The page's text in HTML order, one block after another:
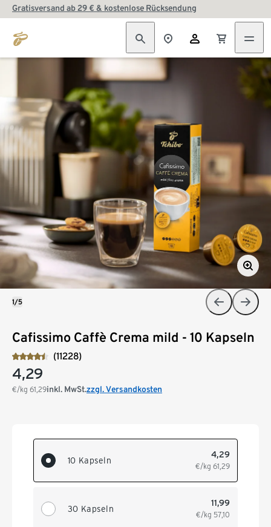
Gratisversand ab 29 € & kostenlose Rücksendung
Cafissimo Caffè Crema mild - 10 Kapseln
(11228)
4,29
€/kg 61,29inkl. MwSt.zzgl. Versandkosten
10 Kapseln
4,29
€/kg 61,29
30 Kapseln
11,99
€/kg 57,10
1/5